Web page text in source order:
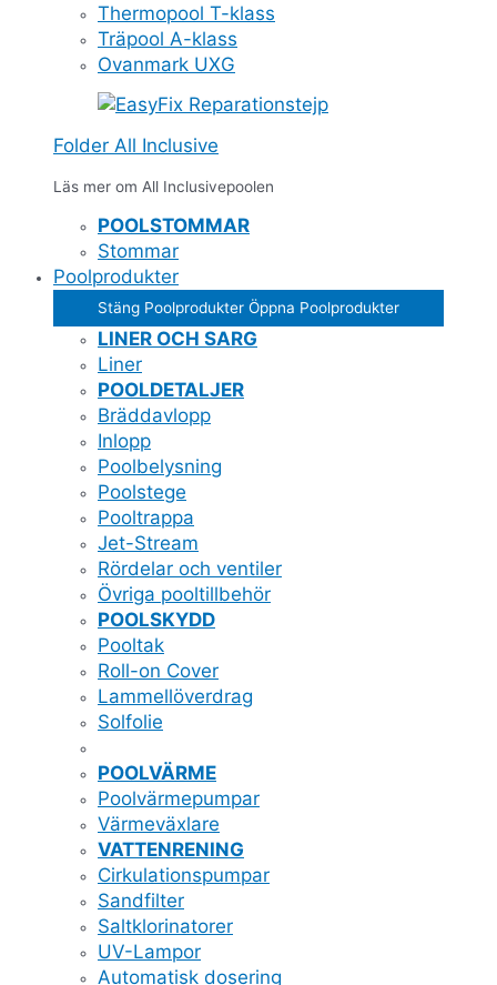
Thermopool T-klass
Träpool A-klass
Ovanmark UXG
Folder All Inclusive
Läs mer om All Inclusivepoolen
POOLSTOMMAR
Stommar
Poolprodukter
Stäng Poolprodukter Öppna Poolprodukter
LINER OCH SARG
Liner
POOLDETALJER
Bräddavlopp
Inlopp
Poolbelysning
Poolstege
Pooltrappa
Jet-Stream
Rördelar och ventiler
Övriga pooltillbehör
POOLSKYDD
Pooltak
Roll-on Cover
Lammellöverdrag
Solfolie
POOLVÄRME
Poolvärmepumpar
Värmeväxlare
VATTENRENING
Cirkulationspumpar
Sandfilter
Saltklorinatorer
UV-Lampor
Automatisk dosering